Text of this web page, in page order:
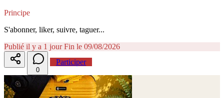
Principe
S'abonner, liker, suivre, taguer...
Publié il y a 1 jour Fin le 09/08/2026
0
Participer